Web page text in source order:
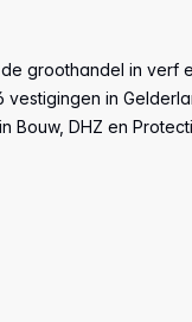
groothandel in verf
vestigingen in
Bouw, DHZ en